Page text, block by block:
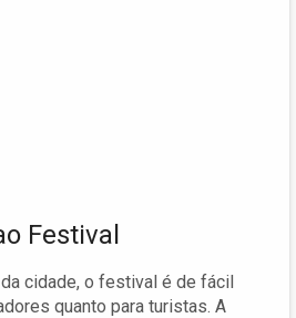
Festival
cidade, o festival é de fácil
quanto para turistas. A